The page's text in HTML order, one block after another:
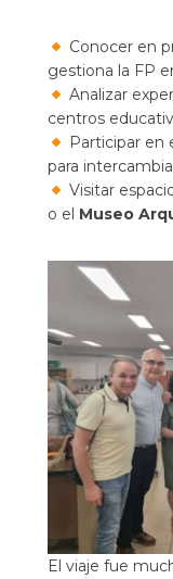
Conocer en
gestiona la FP
Analizar
centros
Participar
para
Visitar
o el Museo
El viaje fue